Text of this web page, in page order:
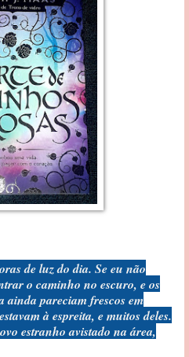
de luz do dia. Se eu não
o caminho no escuro, e os
ainda pareciam frescos em
à espreita, e muitos deles.
estranho avistado na área,